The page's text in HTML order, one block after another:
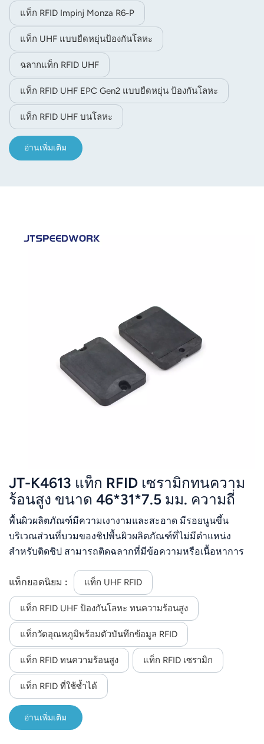
ความต้องการใช้งานที่หลากหลาย
แท็ก RFID Impinj Monza R6-P
แท็ก UHF แบบยืดหยุ่นป้องกันโลหะ
ฉลากแท็ก RFID UHF
แท็ก RFID UHF EPC Gen2 แบบยืดหยุ่น ป้องกันโลหะ
แท็ก RFID UHF บนโลหะ
อ่านเพิ่มเติม
JT-K4613 แท็ก RFID เซรามิกทนความ
ร้อนสูง ขนาด 46*31*7.5 มม. ความถี่
860-960MHz
พื้นผิวผลิตภัณฑ์มีความเงางามและสะอาด มีรอยนูนขึ้น
บริเวณส่วนที่บวมของชิปพื้นผิวผลิตภัณฑ์ที่ไม่มีตำแหน่ง
สำหรับติดชิป สามารถติดฉลากที่มีข้อความหรือเนื้อหาการ
แท็กยอดนิยม :
แท็ก UHF RFID
แท็ก RFID UHF ป้องกันโลหะ ทนความร้อนสูง
แท็กวัดอุณหภูมิพร้อมตัวบันทึกข้อมูล RFID
แท็ก RFID ทนความร้อนสูง แท็ก RFID เซรามิก
แท็ก RFID ที่ใช้ซ้ำได้
อ่านเพิ่มเติม